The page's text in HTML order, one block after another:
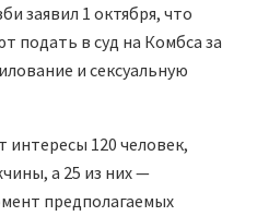
заявил 1 октября, что
подать в суд на Комбса за
и сексуальную
интересы 120 человек,
а 25 из них —
предполагаемых